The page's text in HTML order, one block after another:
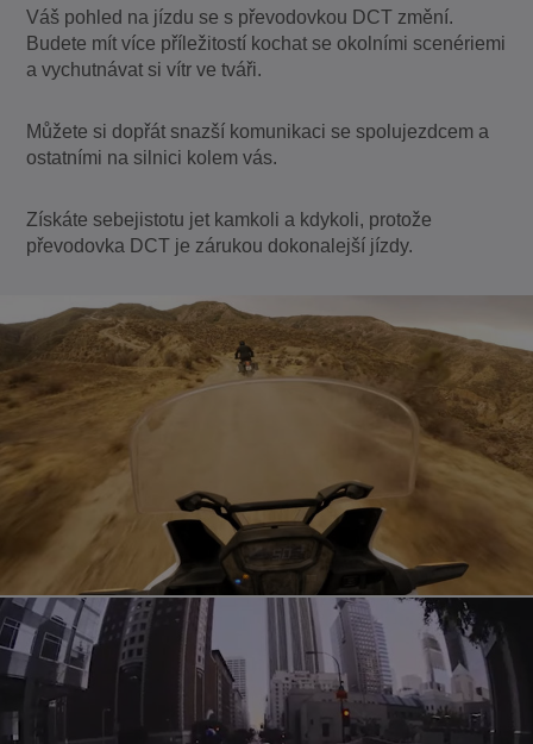
Váš pohled na jízdu se s převodovkou DCT změní.
Budete mít více příležitostí kochat se okolními scenériemi
a vychutnávat si vítr ve tváři.
Můžete si dopřát snazší komunikaci se spolujezdcem a
ostatními na silnici kolem vás.
Získáte sebejistotu jet kamkoli a kdykoli, protože
převodovka DCT je zárukou dokonalejší jízdy.